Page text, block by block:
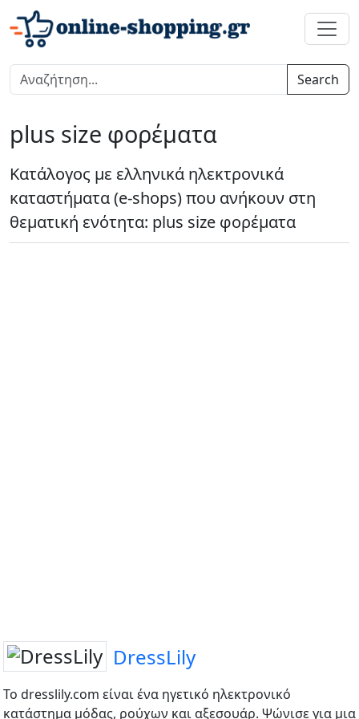
Search
plus size φορέματα
Κατάλογος με ελληνικά ηλεκτρονικά
καταστήματα (e-shops) που ανήκουν στη
θεματική ενότητα: plus size φορέματα
DressLily
Το dresslily.com είναι ένα ηγετικό ηλεκτρονικό
κατάστημα μόδας, ρούχων και αξεσουάρ. Ψώνισε για μια